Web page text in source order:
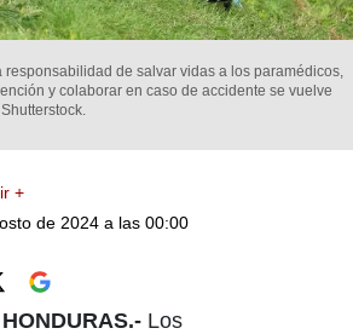
de salvar vidas a los paramédicos,
y colaborar en caso de accidente se vuelve
+
de 2024 a las 00:00
Los